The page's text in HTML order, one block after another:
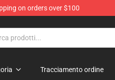
on orders over $100
Tracciamento ordine